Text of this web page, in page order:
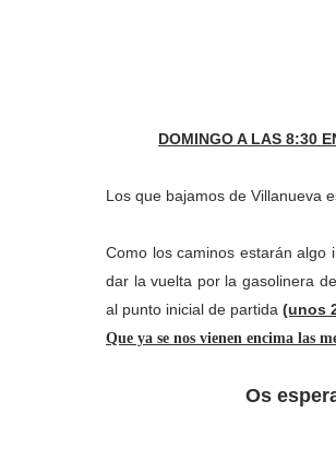
DOMINGO A LAS 8:30
Los que bajamos de Villanueva
Como los caminos estarán algo
dar la vuelta por la gasolinera
al punto inicial de partida (unos
Que ya se nos vienen encima las
Os